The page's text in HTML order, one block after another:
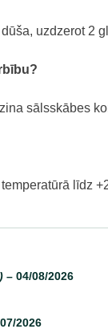
uzdzerot 2
sālsskābes
līdz
– 04/08/2026
2026